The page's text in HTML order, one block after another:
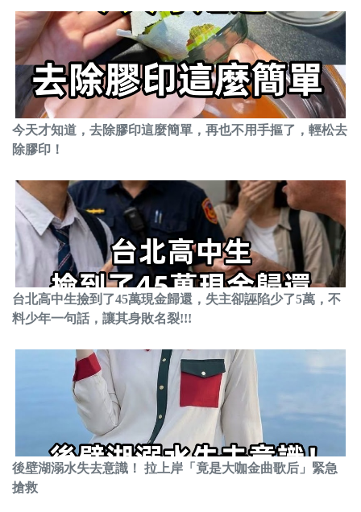
今天才知道，去除膠印這麼簡單，再也不用手摳了，輕松去
除膠印！
台北高中生撿到了45萬現金歸還，失主卻誣陷少了5萬，不
料少年一句話，讓其身敗名裂!!!
後壁湖溺水失去意識！ 拉上岸「竟是大咖金曲歌后」緊急
搶救